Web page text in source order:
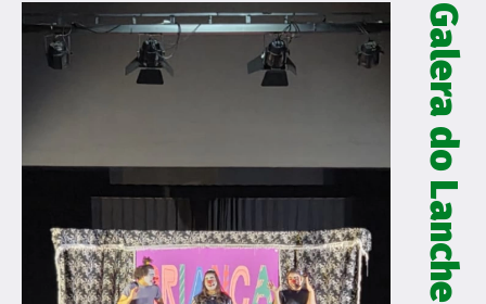
Galera do Lanche